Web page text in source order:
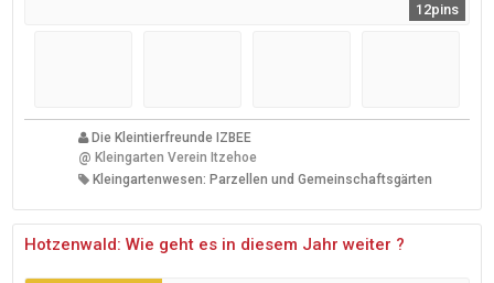
12pins
Die Kleintierfreunde IZBEE
@ Kleingarten Verein Itzehoe
Kleingartenwesen: Parzellen und Gemeinschaftsgärten
Hotzenwald: Wie geht es in diesem Jahr weiter ?